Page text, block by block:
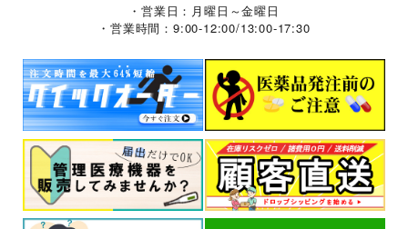
・営業日：月曜日～金曜日
・営業時間：9:00-12:00/13:00-17:30